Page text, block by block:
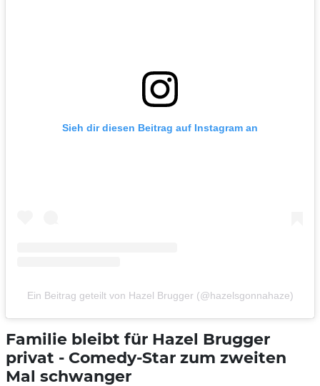
Sieh dir diesen Beitrag auf Instagram an
Ein Beitrag geteilt von Hazel Brugger (@hazelsgonnahaze)
Familie bleibt für Hazel Brugger
privat - Comedy-Star zum zweiten
Mal schwanger